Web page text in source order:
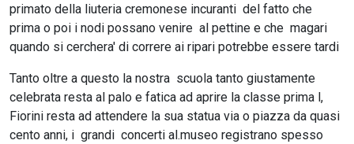
primato della liuteria cremonese incuranti del fatto che
prima o poi i nodi possano venire al pettine e che magari
quando si cerchera' di correre ai ripari potrebbe essere tardi
Tanto oltre a questo la nostra scuola tanto giustamente
celebrata resta al palo e fatica ad aprire la classe prima l,
Fiorini resta ad attendere la sua statua via o piazza da quasi
cento anni, i grandi concerti al.museo registrano spesso